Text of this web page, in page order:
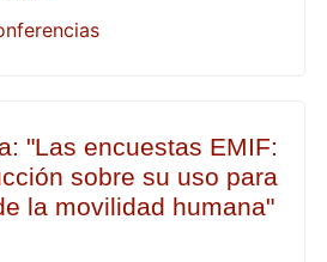
"Las encuestas EMIF:
sobre su uso para
la movilidad humana"